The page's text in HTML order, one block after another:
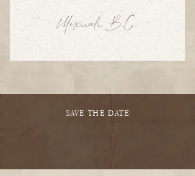
Mexicali, B.C.
SAVE THE DATE